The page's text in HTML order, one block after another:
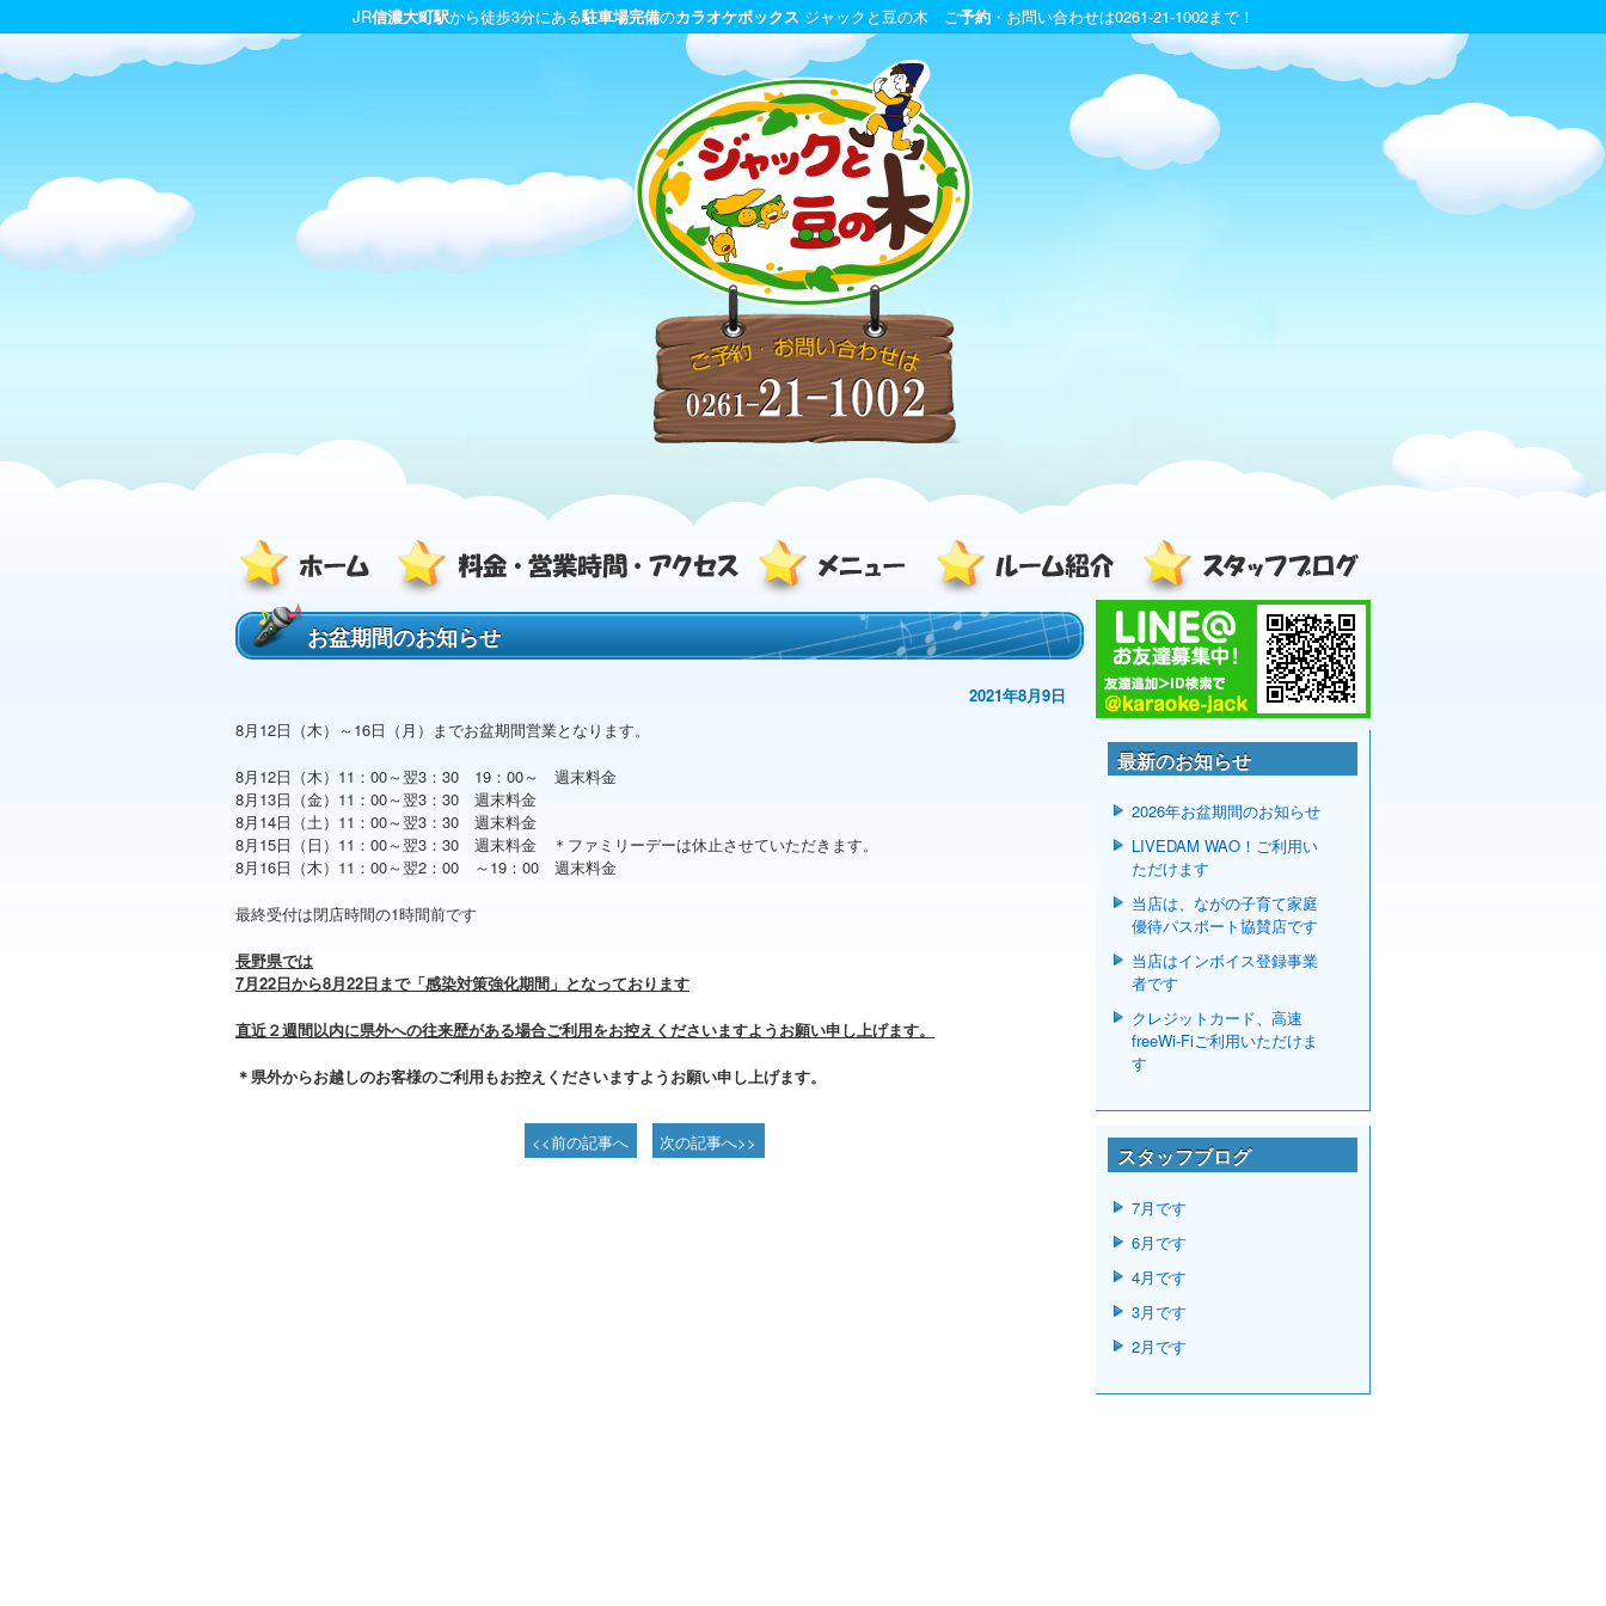
JR信濃大町駅から徒歩3分にある駐車場完備のカラオケボックス ジャックと豆の木 ご予約・お問い合わせは0261-21-1002まで！
お盆期間のお知らせ
2021年8月9日
8月12日（木）～16日（月）までお盆期間営業となります。
8月12日（木）11：00～翌3：30 19：00～ 週末料金
8月13日（金）11：00～翌3：30 週末料金
8月14日（土）11：00～翌3：30 週末料金
8月15日（日）11：00～翌3：30 週末料金 ＊ファミリーデーは休止させていただきます。
8月16日（木）11：00～翌2：00 ～19：00 週末料金
最終受付は閉店時間の1時間前です
長野県では
7月22日から8月22日まで「感染対策強化期間」となっております
直近２週間以内に県外への往来歴がある場合ご利用をお控えくださいますようお願い申し上げます。
＊県外からお越しのお客様のご利用もお控えくださいますようお願い申し上げます。
<<前の記事へ 次の記事へ>>
最新のお知らせ
2026年お盆期間のお知らせ
LIVEDAM WAO！ご利用い
ただけます
当店は、ながの子育て家庭
優待パスポート協賛店です
当店はインボイス登録事業
者です
クレジットカード、高速
freeWi-Fiご利用いただけま
す
スタッフブログ
7月です
6月です
4月です
3月です
2月です